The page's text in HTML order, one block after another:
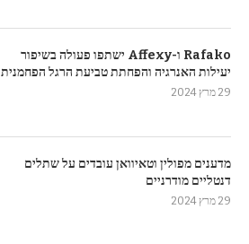
Rafako ו-Affexy ישתפו פעולה בשיפור
יעילות האנרגיה והפחתת טביעת הרגל הפחמנית
29 מרץ 2024
מדענים מפולין וטאיוואן עובדים על שתלים
דנטליים מודרניים
29 מרץ 2024